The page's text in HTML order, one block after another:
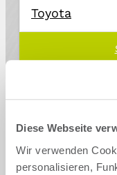
Diese Webseite
Wir verwenden
personalisieren,
Toyota
Back